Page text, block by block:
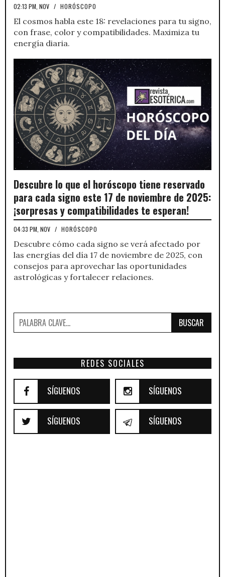
02:13 PM, NOV / HORÓSCOPO
El cosmos habla este 18: revelaciones para tu signo,
con frase, color y compatibilidades. Maximiza tu
energía diaria.
Descubre lo que el horóscopo tiene reservado
para cada signo este 17 de noviembre de 2025:
¡sorpresas y compatibilidades te esperan!
04:33 PM, NOV / HORÓSCOPO
Descubre cómo cada signo se verá afectado por
las energías del día 17 de noviembre de 2025, con
consejos para aprovechar las oportunidades
astrológicas y fortalecer relaciones.
BUSCAR
REDES SOCIALES
SÍGUENOS SÍGUENOS
SÍGUENOS SÍGUENOS